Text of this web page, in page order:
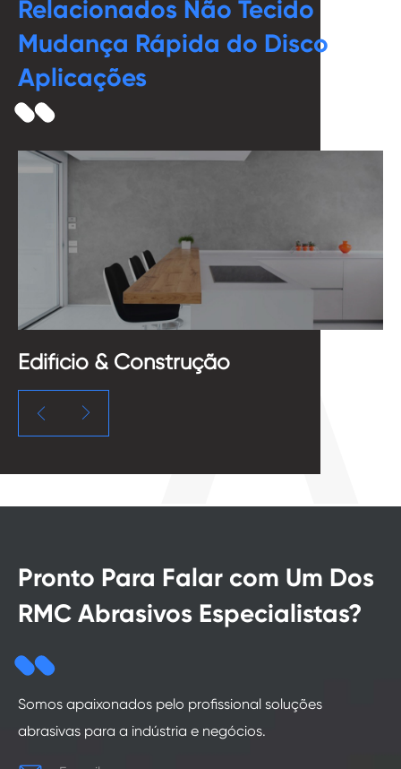
Relacionados Não Tecido
Mudança Rápida do Disco
Aplicações
Edifício & Construção
 
Pronto Para Falar com Um Dos
RMC Abrasivos Especialistas?
Somos apaixonados pelo profissional soluções
abrasivas para a indústria e negócios.